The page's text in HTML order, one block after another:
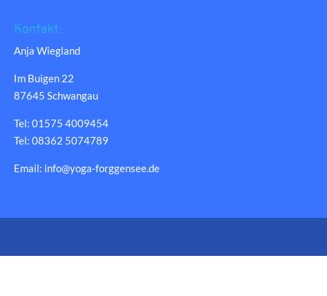
Kontakt:
Anja Wiegland
Im Buigen 22
87645 Schwangau
Tel: 01575 4009454
Tel: 08362 5074789
Email: info@yoga-forggensee.de